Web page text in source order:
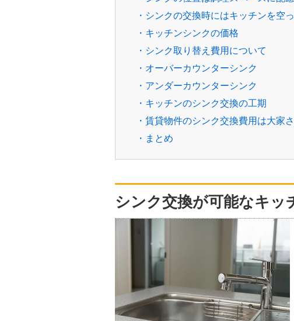
・シンクの交換時にはキッチンを空
・キッチンシンクの価格
・シンク取り替え費用について
・オーバーカウンターシンク
・アンダーカウンターシンク
・キッチンのシンク交換の工期
・賃貸物件のシンク交換費用は大家
・まとめ
シンク交換が可能なキッ